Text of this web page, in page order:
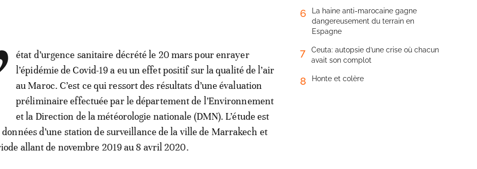
état d’urgence sanitaire décrété le 20 mars pour enrayer
l’épidémie de Covid-19 a eu un effet positif sur la qualité de l’air
au Maroc. C’est ce qui ressort des résultats d’une évaluation
préliminaire effectuée par le département de l’Environnement
et la Direction de la météorologie nationale (DMN). L’étude est
données d’une station de surveillance de la ville de Marrakech et
allant de novembre 2019 au 8 avril 2020.
6
La haine anti-marocaine gagne
dangereusement du terrain en
Espagne
7
Ceuta: autopsie d’une crise où chacun
avait son complot
8 Honte et colère